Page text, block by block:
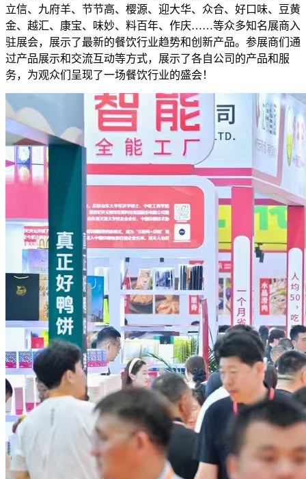
立信、九府羊、节节高、樱源、迎大华、众合、好口味、豆黄
金、越汇、康宝、味妙、料百年、作庆……等众多知名展商入
驻展会，展示了最新的餐饮行业趋势和创新产品。参展商们通
过产品展示和交流互动等方式，展示了各自公司的产品和服
务，为观众们呈现了一场餐饮行业的盛会！